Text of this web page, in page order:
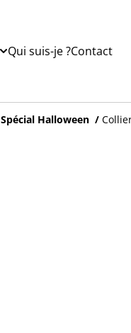
Qui suis-je ?Contact
Spécial Halloween /